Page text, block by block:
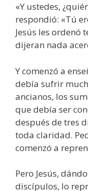
«Y ustedes,
respondió: «Tú
Jesús les ordenó
dijeran nada
Y comenzó a
debía sufrir
ancianos, los
que debía ser
después de tres
toda claridad.
comenzó a
Pero Jesús,
discípulos, lo